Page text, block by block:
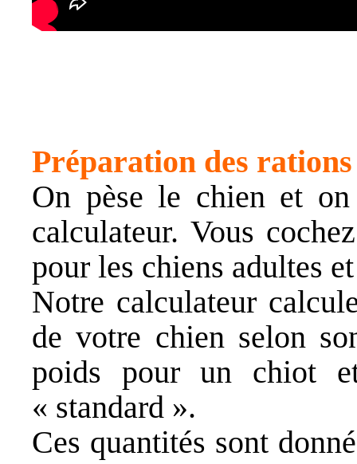
Préparation des rations
On pèse le chien et
calculateur. Vous
pour les chiens adultes
Notre calculateur
de votre chien selon
poids pour un chiot
« standard ».
Ces quantités sont